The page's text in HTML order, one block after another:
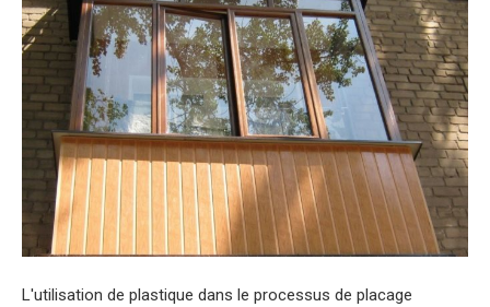
L'utilisation de plastique dans le processus de placage